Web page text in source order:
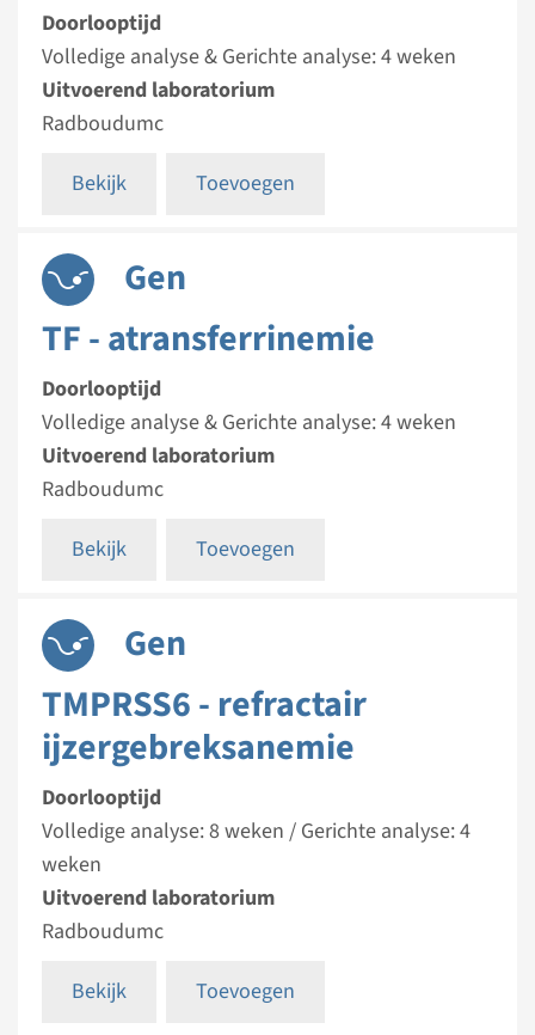
Doorlooptijd
Volledige analyse & Gerichte analyse: 4 weken
Uitvoerend laboratorium
Radboudumc
Bekijk
Toevoegen
Gen
TF - atransferrinemie
Doorlooptijd
Volledige analyse & Gerichte analyse: 4 weken
Uitvoerend laboratorium
Radboudumc
Bekijk
Toevoegen
Gen
TMPRSS6 - refractair
ijzergebreksanemie
Doorlooptijd
Volledige analyse: 8 weken / Gerichte analyse: 4
weken
Uitvoerend laboratorium
Radboudumc
Bekijk
Toevoegen